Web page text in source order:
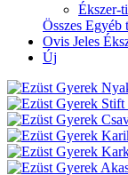
Ékszer-
Összes Egyéb
Ovis Jeles
Új